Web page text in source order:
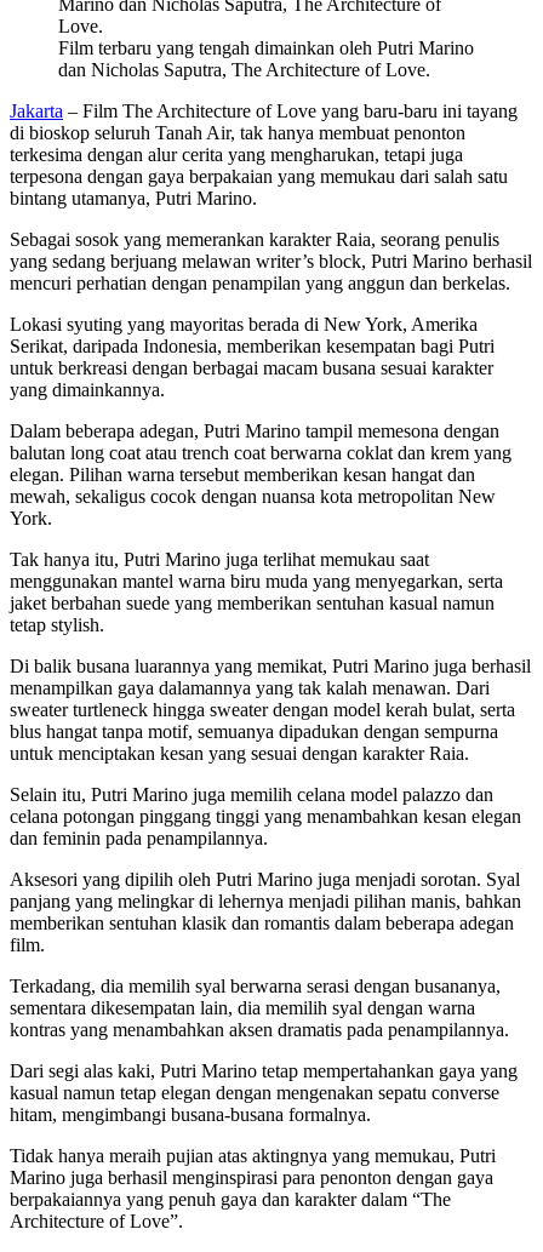
Film terbaru yang tengah dimainkan oleh Putri Marino
dan Nicholas Saputra, The Architecture of Love.
Jakarta – Film The Architecture of Love yang baru-baru ini tayang
di bioskop seluruh Tanah Air, tak hanya membuat penonton
terkesima dengan alur cerita yang mengharukan, tetapi juga
terpesona dengan gaya berpakaian yang memukau dari salah satu
bintang utamanya, Putri Marino.
Sebagai sosok yang memerankan karakter Raia, seorang penulis
yang sedang berjuang melawan writer’s block, Putri Marino berhasil
mencuri perhatian dengan penampilan yang anggun dan berkelas.
Lokasi syuting yang mayoritas berada di New York, Amerika
Serikat, daripada Indonesia, memberikan kesempatan bagi Putri
untuk berkreasi dengan berbagai macam busana sesuai karakter
yang dimainkannya.
Dalam beberapa adegan, Putri Marino tampil memesona dengan
balutan long coat atau trench coat berwarna coklat dan krem yang
elegan. Pilihan warna tersebut memberikan kesan hangat dan
mewah, sekaligus cocok dengan nuansa kota metropolitan New
York.
Tak hanya itu, Putri Marino juga terlihat memukau saat
menggunakan mantel warna biru muda yang menyegarkan, serta
jaket berbahan suede yang memberikan sentuhan kasual namun
tetap stylish.
Di balik busana luarannya yang memikat, Putri Marino juga berhasil
menampilkan gaya dalamannya yang tak kalah menawan. Dari
sweater turtleneck hingga sweater dengan model kerah bulat, serta
blus hangat tanpa motif, semuanya dipadukan dengan sempurna
untuk menciptakan kesan yang sesuai dengan karakter Raia.
Selain itu, Putri Marino juga memilih celana model palazzo dan
celana potongan pinggang tinggi yang menambahkan kesan elegan
dan feminin pada penampilannya.
Aksesori yang dipilih oleh Putri Marino juga menjadi sorotan. Syal
panjang yang melingkar di lehernya menjadi pilihan manis, bahkan
memberikan sentuhan klasik dan romantis dalam beberapa adegan
film.
Terkadang, dia memilih syal berwarna serasi dengan busananya,
sementara dikesempatan lain, dia memilih syal dengan warna
kontras yang menambahkan aksen dramatis pada penampilannya.
Dari segi alas kaki, Putri Marino tetap mempertahankan gaya yang
kasual namun tetap elegan dengan mengenakan sepatu converse
hitam, mengimbangi busana-busana formalnya.
Tidak hanya meraih pujian atas aktingnya yang memukau, Putri
Marino juga berhasil menginspirasi para penonton dengan gaya
berpakaiannya yang penuh gaya dan karakter dalam “The
Architecture of Love”.